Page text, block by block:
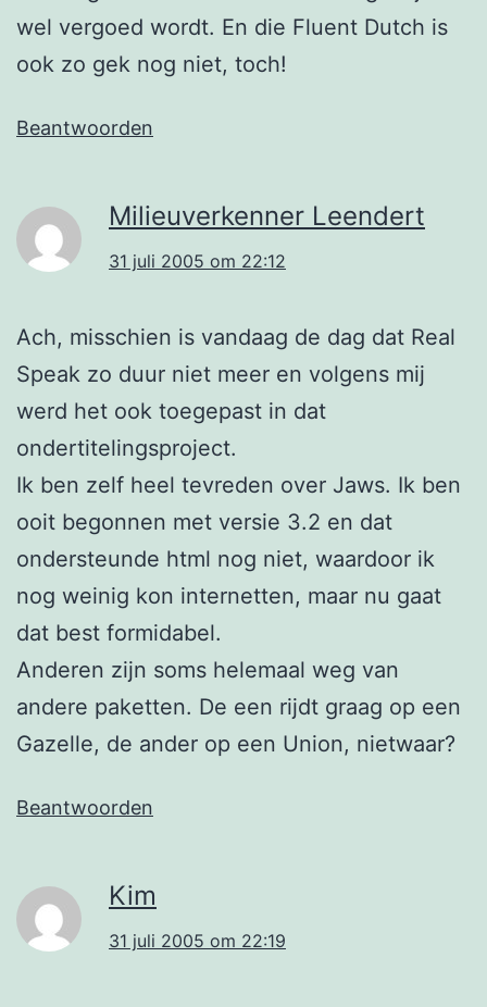
wel vergoed wordt. En die Fluent Dutch is
ook zo gek nog niet, toch!
Beantwoorden
Milieuverkenner Leendert
31 juli 2005 om 22:12
Ach, misschien is vandaag de dag dat Real
Speak zo duur niet meer en volgens mij
werd het ook toegepast in dat
ondertitelingsproject.
Ik ben zelf heel tevreden over Jaws. Ik ben
ooit begonnen met versie 3.2 en dat
ondersteunde html nog niet, waardoor ik
nog weinig kon internetten, maar nu gaat
dat best formidabel.
Anderen zijn soms helemaal weg van
andere paketten. De een rijdt graag op een
Gazelle, de ander op een Union, nietwaar?
Beantwoorden
Kim
31 juli 2005 om 22:19